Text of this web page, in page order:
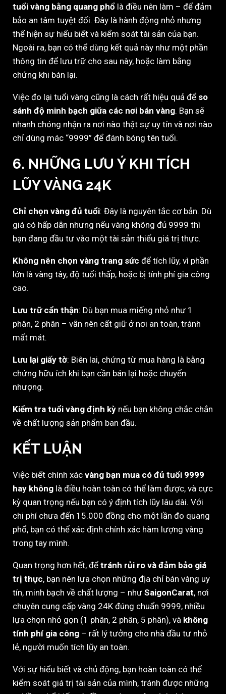
tuổi vàng bằng quang phổ là điều nên làm – để đảm
bảo an tâm tuyệt đối. Đây là hành động nhỏ nhưng
thể hiện sự hiểu biết và kiểm soát tài sản của bạn.
Ngoài ra, bạn có thể dùng kết quả này như một phần
thông tin để lưu trữ cho sau này, hoặc làm bằng
chứng khi bán lại.
Việc đo lại tuổi vàng cũng là cách rất hiệu quả để so
sánh độ minh bạch giữa các nơi bán vàng. Bạn sẽ
nhanh chóng nhận ra nơi nào thật sự uy tín và nơi nào
chỉ dùng mác “9999” để đánh bóng tên tuổi.
6. NHỮNG LƯU Ý KHI TÍCH
LŨY VÀNG 24K
Chỉ chọn vàng đủ tuổi: Đây là nguyên tắc cơ bản. Dù
giá có hấp dẫn nhưng nếu vàng không đủ 9999 thì
bạn đang đầu tư vào một tài sản thiếu giá trị thực.
Không nên chọn vàng trang sức để tích lũy, vì phần
lớn là vàng tây, độ tuổi thấp, hoặc bị tính phí gia công
cao.
Lưu trữ cẩn thận: Dù bạn mua miếng nhỏ như 1
phân, 2 phân – vẫn nên cất giữ ở nơi an toàn, tránh
mất mát.
Lưu lại giấy tờ: Biên lai, chứng từ mua hàng là bằng
chứng hữu ích khi bạn cần bán lại hoặc chuyển
nhượng.
Kiểm tra tuổi vàng định kỳ nếu bạn không chắc chắn
về chất lượng sản phẩm ban đầu.
KẾT LUẬN
Việc biết chính xác vàng bạn mua có đủ tuổi 9999
hay không là điều hoàn toàn có thể làm được, và cực
kỳ quan trọng nếu bạn có ý định tích lũy lâu dài. Với
chi phí chưa đến 15.000 đồng cho một lần đo quang
phổ, bạn có thể xác định chính xác hàm lượng vàng
trong tay mình.
Quan trọng hơn hết, để tránh rủi ro và đảm bảo giá
trị thực, bạn nên lựa chọn những địa chỉ bán vàng uy
tín, minh bạch về chất lượng – như SaigonCarat, nơi
chuyên cung cấp vàng 24K đúng chuẩn 9999, nhiều
lựa chọn nhỏ gọn (1 phân, 2 phân, 5 phân), và không
tính phí gia công – rất lý tưởng cho nhà đầu tư nhỏ
lẻ, người muốn tích lũy an toàn.
Với sự hiểu biết và chủ động, bạn hoàn toàn có thể
kiểm soát giá trị tài sản của mình, tránh được những